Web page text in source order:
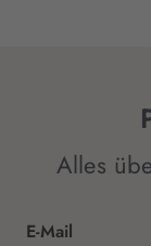
Alles
E-Mail